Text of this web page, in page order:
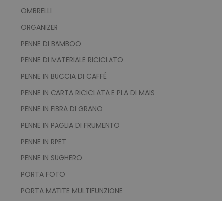
OMBRELLI
ORGANIZER
PENNE DI BAMBOO
PENNE DI MATERIALE RICICLATO
PENNE IN BUCCIA DI CAFFÉ
PENNE IN CARTA RICICLATA E PLA DI MAIS
PENNE IN FIBRA DI GRANO
PENNE IN PAGLIA DI FRUMENTO
PENNE IN RPET
PENNE IN SUGHERO
PORTA FOTO
PORTA MATITE MULTIFUNZIONE